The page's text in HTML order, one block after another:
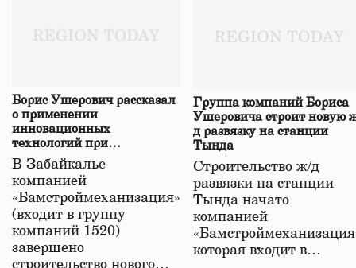
Борис Ушерович рассказал
о применении
инновационных
технологий при
строительстве нового моста
в Забайкалье
В Забайкалье
компанией
«Бамстроймеханизация»
(входит в группу
компаний 1520)
завершено
строительство нового…
Группа компаний Бориса
Ушеровича строит новую
д развязку на станции
Тында
Строительство ж/д
развязки на станции
Тында начато
компанией
которая входит в…